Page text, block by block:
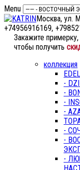
Menu
Москва, ул.
+74956916169,
Закажите примерку,
чтобы получить
коллекция
-
-
-
-
-
-
-